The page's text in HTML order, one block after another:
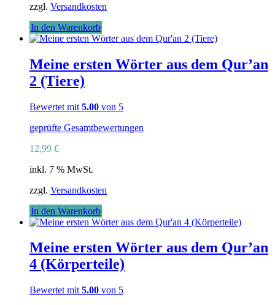
zzgl. Versandkosten
In den Warenkorb
Meine ersten Wörter aus dem Qur’an
2 (Tiere)
Bewertet mit 5.00 von 5
geprüfte Gesamtbewertungen
12,99 €
inkl. 7 % MwSt.
zzgl. Versandkosten
In den Warenkorb
Meine ersten Wörter aus dem Qur’an
4 (Körperteile)
Bewertet mit 5.00 von 5